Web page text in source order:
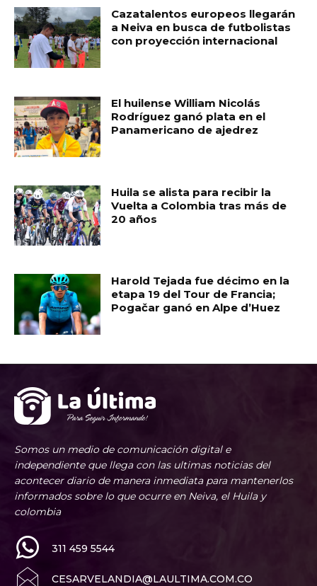
Cazatalentos europeos llegarán
a Neiva en busca de futbolistas
con proyección internacional
El huilense William Nicolás
Rodríguez ganó plata en el
Panamericano de ajedrez
Huila se alista para recibir la
Vuelta a Colombia tras más de
20 años
Harold Tejada fue décimo en la
etapa 19 del Tour de Francia;
Pogačar ganó en Alpe d’Huez
Somos un medio de comunicación digital e
independiente que llega con las ultimas noticias del
acontecer diario de manera inmediata para mantenerlos
informados sobre lo que ocurre en Neiva, el Huila y
colombia
311 459 5544
CESARVELANDIA@LAULTIMA.COM.CO